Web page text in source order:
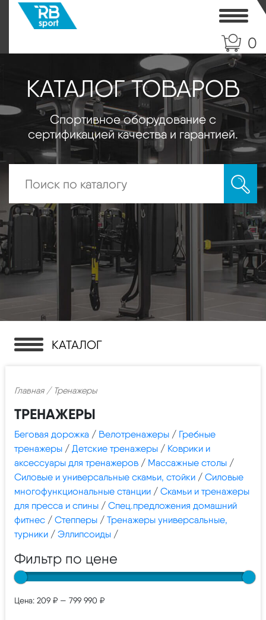
0
КАТАЛОГ ТОВАРОВ
Спортивное оборудование с
сертификацией качества и гарантией.
КАТАЛОГ
Главная/ Тренажеры
ТРЕНАЖЕРЫ
Беговая дорожка / Велотренажеры / Гребные
тренажеры / Детские тренажеры / Коврики и
аксессуары для тренажеров / Массажные столы /
Силовые и универсальные скамьи, стойки / Силовые
многофункциональные станции / Скамьи и тренажеры
для пресса и спины / Спец.предложения домашний
фитнес / Степперы / Тренажеры универсальные,
турники / Эллипсоиды /
Фильтр по цене
Цена: 209 ₽ — 799 990 ₽